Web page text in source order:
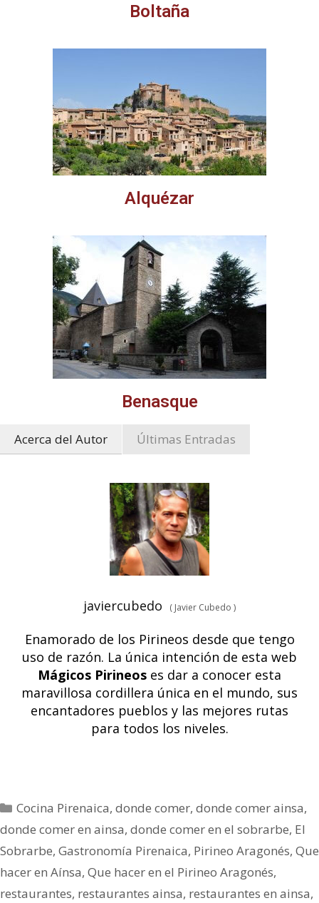
Boltaña
Alquézar
Benasque
Acerca del Autor Últimas Entradas
javiercubedo ( Javier Cubedo )
Enamorado de los Pirineos desde que tengo
uso de razón. La única intención de esta web
Mágicos Pirineos es dar a conocer esta
maravillosa cordillera única en el mundo, sus
encantadores pueblos y las mejores rutas
para todos los niveles.
Cocina Pirenaica,donde comer,donde comer ainsa,
donde comer en ainsa, donde comer en el sobrarbe, El
Sobrarbe, Gastronomía Pirenaica, Pirineo Aragonés, Que
hacer en Aínsa, Que hacer en el Pirineo Aragonés,
restaurantes, restaurantes ainsa, restaurantes en ainsa,